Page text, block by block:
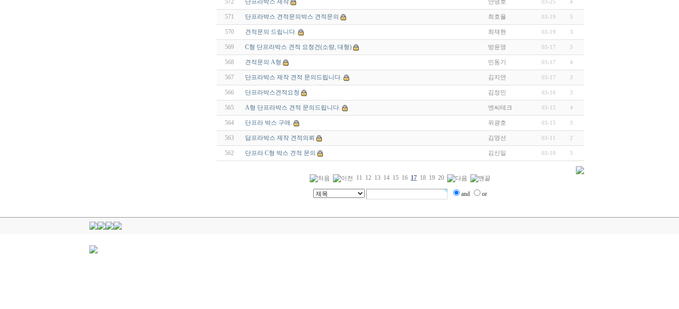
572 단프라박스 제작 안명호 03-25 4
571 단프라박스 견적문의박스 견적문의 최호율 03-19 5
570 견적문의 드립니다. 최재현 03-19 3
569 C형 단프라박스 견적 요청건(소량, 대형) 방윤영 03-17 3
568 견적문의 A형 민동기 03-17 4
567 단프라박스 제작 견적 문의드립니다. 김지연 03-17 3
566 단프라박스견적요청 김정민 03-16 3
565 A형 단프라박스 견적 문의드립니다. 엔씨테크 03-15 4
564 단프라 박스 구매. 위광호 03-15 3
563 담프라박스 제작 견적의뢰 김영선 03-11 2
562 단프라 C형 박스 견적 문의 김신일 03-10 3
11 12 13 14 15 16 17 18 19 20
and or